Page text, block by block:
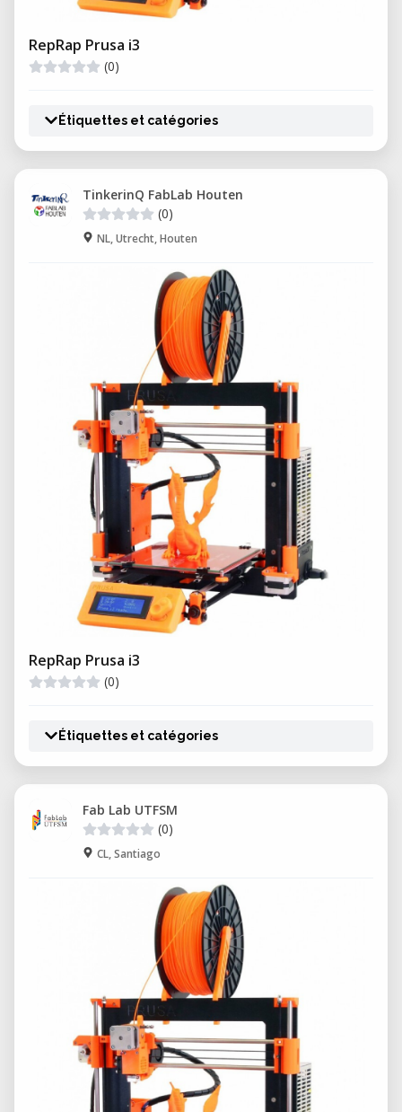
RepRap Prusa i3
(0)
Étiquettes et catégories
TinkerinQ FabLab Houten
(0)
NL, Utrecht, Houten
RepRap Prusa i3
(0)
Étiquettes et catégories
Fab Lab UTFSM
(0)
CL, Santiago